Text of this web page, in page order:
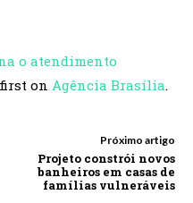
o atendimento
on Agência Brasília.
Próximo artigo
Projeto constrói novos
banheiros em casas de
famílias vulneráveis